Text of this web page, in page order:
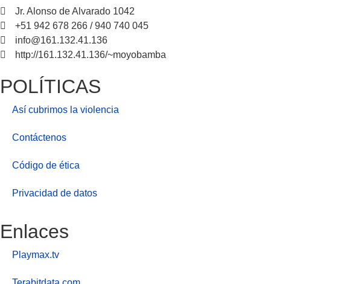
Jr. Alonso de Alvarado 1042
+51 942 678 266 / 940 740 045
info@161.132.41.136
http://161.132.41.136/~moyobamba
POLÍTICAS
Así cubrimos la violencia
Contáctenos
Código de ética
Privacidad de datos
Enlaces
Playmax.tv